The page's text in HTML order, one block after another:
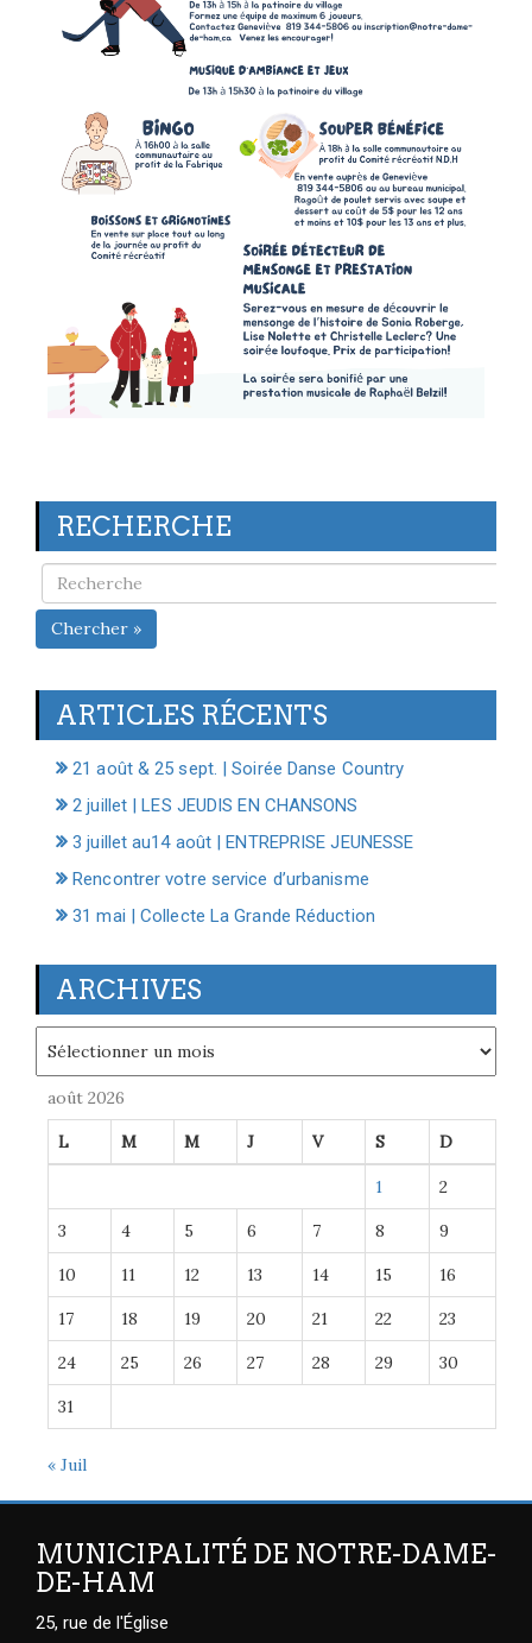
RECHERCHE
Chercher »
ARTICLES RÉCENTS
21 août & 25 sept. | Soirée Danse Country
2 juillet | LES JEUDIS EN CHANSONS
3 juillet au14 août | ENTREPRISE JEUNESSE
Rencontrer votre service d’urbanisme
31 mai | Collecte La Grande Réduction
ARCHIVES
août 2026
L M M J V S D
1 2
3 4 5 6 7 8 9
10 11 12 13 14 15 16
17 18 19 20 21 22 23
24 25 26 27 28 29 30
31
« Juil
MUNICIPALITÉ DE NOTRE-DAME-
DE-HAM
25, rue de l'Église